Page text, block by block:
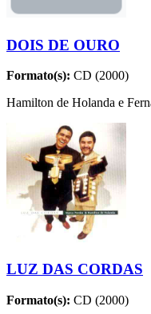
DOIS DE OURO
Formato(s): CD (2000)
Hamilton de Holanda e
LUZ DAS CORDAS
Formato(s): CD (2000)